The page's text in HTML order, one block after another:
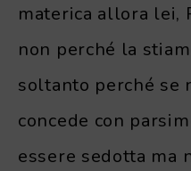
materica allora lei,
non perché la
soltanto perché se
concede con
essere sedotta ma